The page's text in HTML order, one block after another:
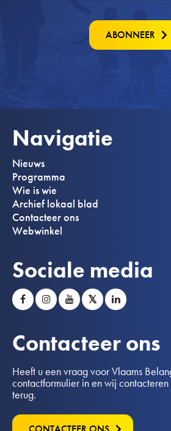
ABONNEER
Navigatie
Nieuws
Programma
Wie is wie
Archief lokaal blad
Contacteer ons
Webwinkel
Sociale media
𝕏
Contacteer ons
Heeft u een vraag voor Vlaams
contactformulier in en wij
terug.